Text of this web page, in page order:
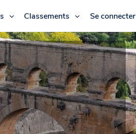
Classements Se connecter